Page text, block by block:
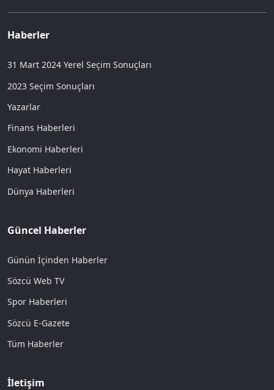
Haberler
31 Mart 2024 Yerel Seçim Sonuçları
2023 Seçim Sonuçları
Yazarlar
Finans Haberleri
Ekonomi Haberleri
Hayat Haberleri
Dünya Haberleri
Güncel Haberler
Günün İçinden Haberler
Sözcü Web TV
Spor Haberleri
Sözcü E-Gazete
Tüm Haberler
İletişim